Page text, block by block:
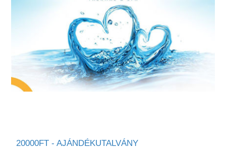
20000FT - AJÁNDÉKUTALVÁNY